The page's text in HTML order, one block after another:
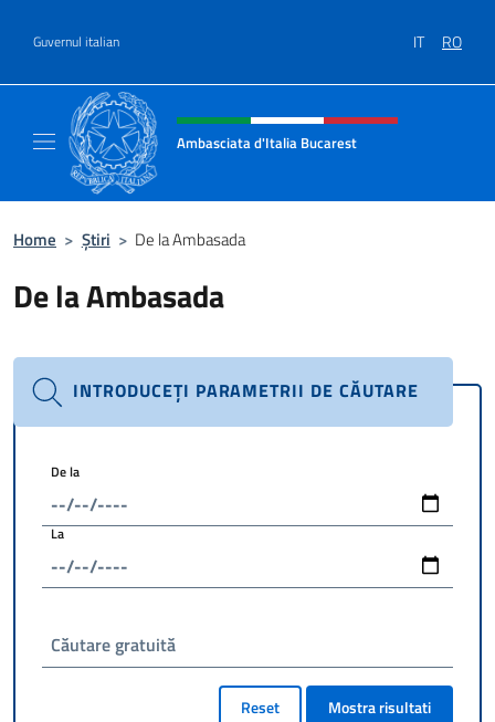
Guvernul italian IT RO
Header, social and menu of site
Ambasciata d'Italia Bucarest
Home > Știri > De la Ambasada
De la Ambasada
INTRODUCEȚI PARAMETRII DE CĂUTARE
De la
La
Căutare gratuită
Reset Mostra risultati